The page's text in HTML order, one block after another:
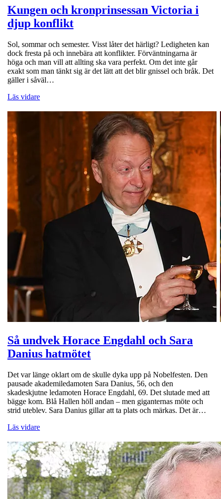
Kungen och kronprinsessan Victoria i
djup konflikt
Sol, sommar och semester. Visst låter det härligt? Ledigheten kan
dock fresta på och innebära att konflikter. Förväntningarna är
höga och man vill att allting ska vara perfekt. Om det inte går
exakt som man tänkt sig är det lätt att det blir gnissel och bråk. Det
gäller i såväl…
Läs vidare
Så undvek Horace Engdahl och Sara
Danius hatmötet
Det var länge oklart om de skulle dyka upp på Nobelfesten. Den
pausade akademiledamoten Sara Danius, 56, och den
skadeskjutne ledamoten Horace Engdahl, 69. Det slutade med att
bägge kom. Blå Hallen höll andan – men giganternas möte och
strid uteblev. Sara Danius gillar att ta plats och märkas. Det är…
Läs vidare